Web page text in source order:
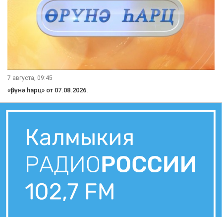
7 августа, 09:45
«Өрүнә һарц» от 07.08.2026.